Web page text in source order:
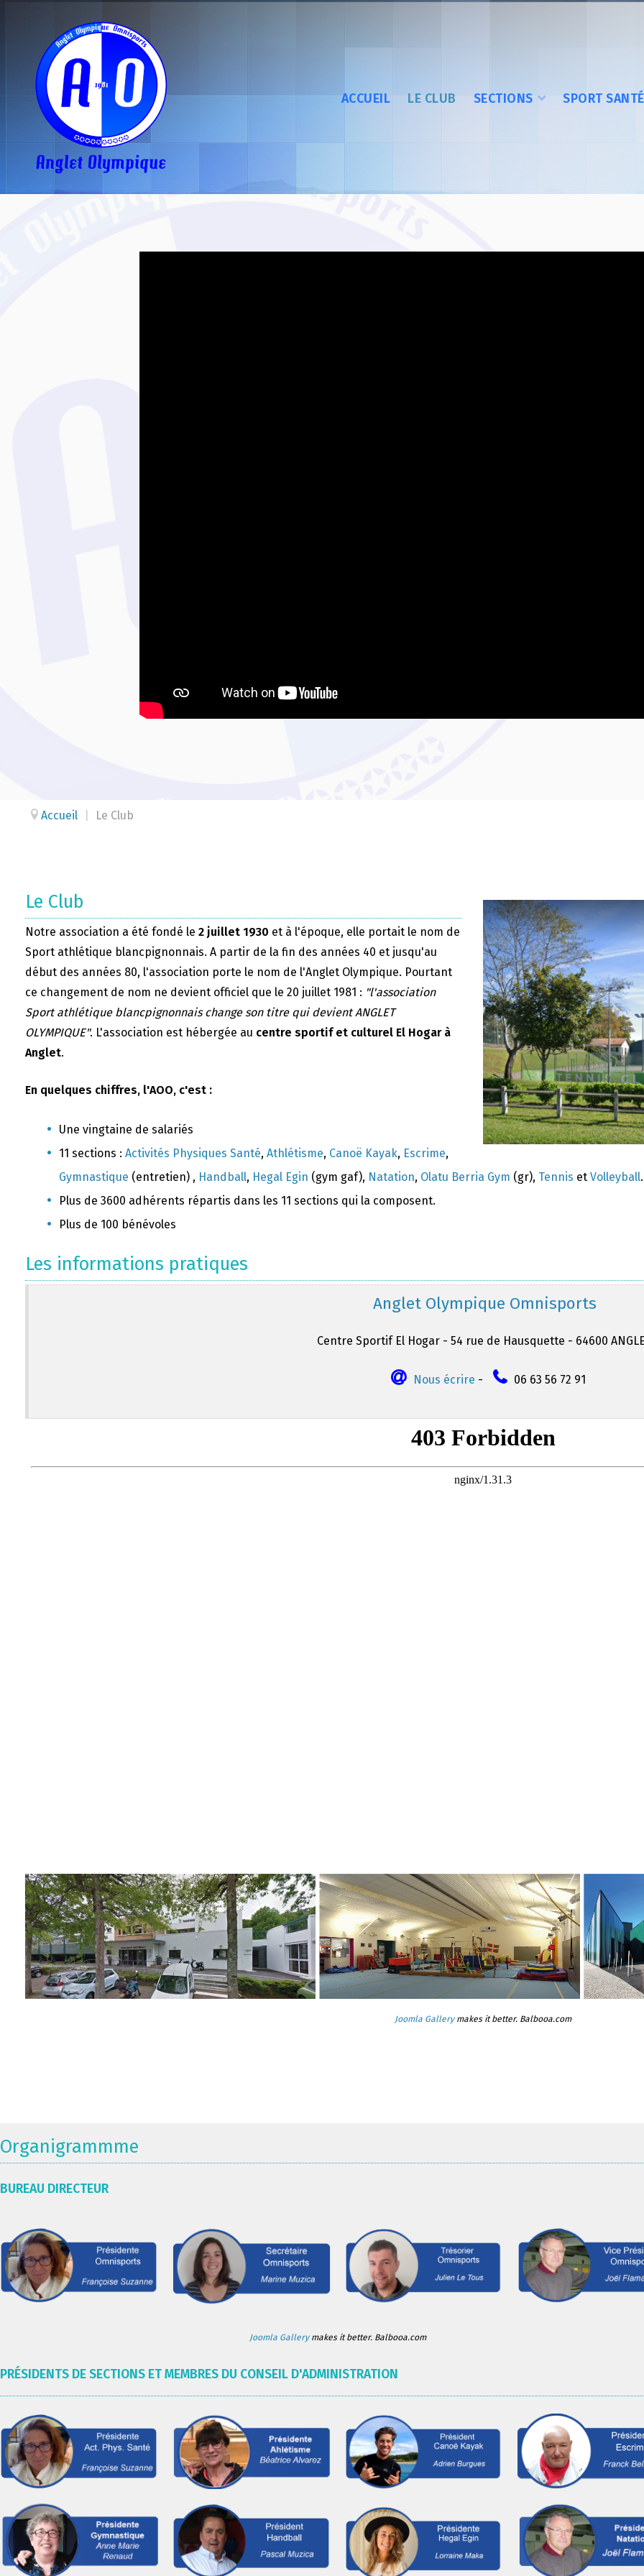
ACCUEIL LE CLUB SECTIONS SPORT SANTÉ
Accueil Le Club
Le Club
Notre association a été fondé le 2 juillet 1930 et à l'époque, elle portait le nom de
Sport athlétique blancpignonnais. A partir de la fin des années 40 et jusqu'au
début des années 80, l'association porte le nom de l'Anglet Olympique. Pourtant
ce changement de nom ne devient officiel que le 20 juillet 1981 : "l'association
Sport athlétique blancpignonnais change son titre qui devient ANGLET
OLYMPIQUE". L'association est hébergée au centre sportif et culturel El Hogar à
Anglet.
En quelques chiffres, l'AOO, c'est :
Une vingtaine de salariés
11 sections : Activités Physiques Santé, Athlétisme, Canoë Kayak, Escrime,
Gymnastique (entretien) , Handball, Hegal Egin (gym gaf), Natation, Olatu Berria Gym (gr), Tennis et Volleyball.
Plus de 3600 adhérents répartis dans les 11 sections qui la composent.
Plus de 100 bénévoles
Les informations pratiques
Anglet Olympique Omnisports
Centre Sportif El Hogar - 54 rue de Hausquette - 64600
Nous écrire - 06 63 56 72 91
Joomla Gallerymakes it better. Balbooa.com
Organigrammme
BUREAU DIRECTEUR
Joomla Gallerymakes it better. Balbooa.com
PRÉSIDENTS DE SECTIONS ET MEMBRES DU CONSEIL D'ADMINISTRATION